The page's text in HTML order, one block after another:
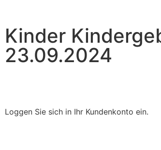
Kinder
23.09.2024
Loggen Sie sich in Ihr Kundenkonto ein.